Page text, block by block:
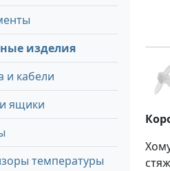
изделия
и кабели
ящики
температуры